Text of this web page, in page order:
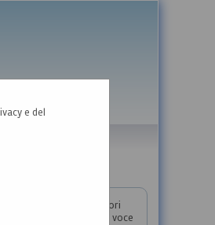
e del
ad un elenco operatori
il manuale alla voce